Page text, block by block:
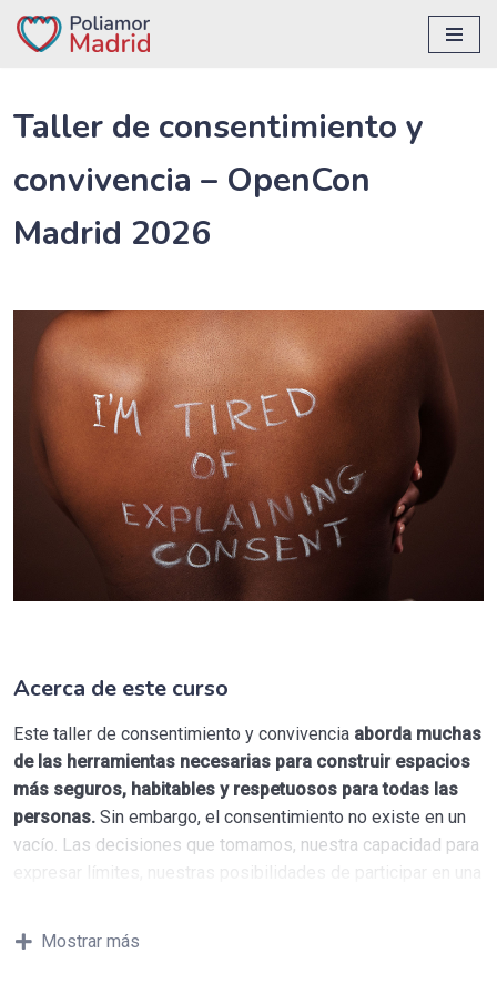
contenido
Taller de consentimiento y
convivencia – OpenCon
Madrid 2026
Acerca de este curso
Este taller de consentimiento y convivencia aborda muchas
de las herramientas necesarias para construir espacios
más seguros, habitables y respetuosos para todas las
personas. Sin embargo, el consentimiento no existe en un
vacío. Las decisiones que tomamos, nuestra capacidad para
expresar límites, nuestras posibilidades de participar en una
de otras personas están profundamente condicionadas por
las desigualdades sociales.
Mostrar más